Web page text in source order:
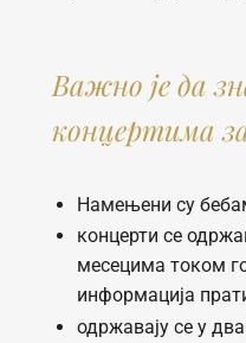
Важно је да
концертима
Намењени су
концерти се
месецима током
информација
одржавају се у